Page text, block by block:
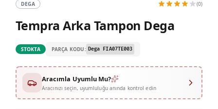
DEGA (0)
Tempra Arka Tampon Dega
STOKTA PARÇA KODU: Dega FIA07TE003
Aracımla Uyumlu Mu?
Aracınızı seçin, uyumluluğu anında kontrol edin